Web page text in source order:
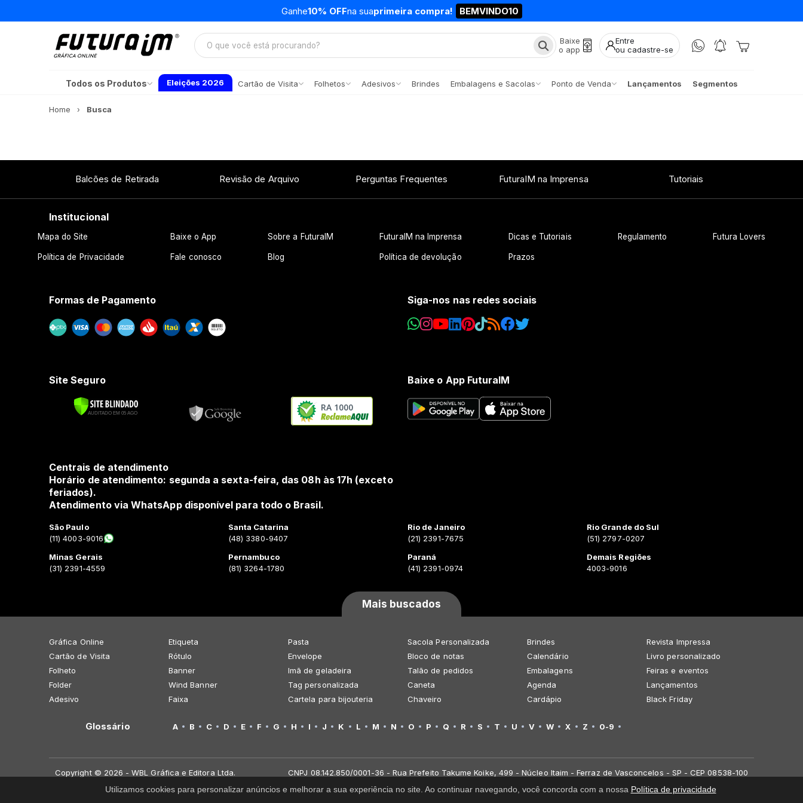
Ganhe10% OFFna suaprimeira compra! BEMVINDO10
Baixe
o app
Entre
ou cadastre-se
Todos os Produtos Eleições 2026 Cartão de Visita Folhetos Adesivos Brindes Embalagens e Sacolas Ponto de Venda Lançamentos Segmentos
Home Busca
Balcões de Retirada Revisão de Arquivo Perguntas Frequentes FuturaIM na Imprensa Tutoriais
Institucional
Mapa do Site Baixe o App Sobre a FuturaIM FuturaIM na Imprensa Dicas e Tutoriais Regulamento Futura Lovers
Política de Privacidade Fale conosco Blog Política de devolução Prazos
Formas de Pagamento Siga-nos nas redes sociais
Site Seguro
RA 1000
Baixe o App FuturaIM
Centrais de atendimento
Horário de atendimento: segunda a sexta-feira, das 08h às 17h (exceto
feriados).
Atendimento via WhatsApp disponível para todo o Brasil.
São Paulo
(11) 4003-9016
Minas Gerais
(31) 2391-4559
Santa Catarina
(48) 3380-9407
Pernambuco
(81) 3264-1780
Rio de Janeiro
(21) 2391-7675
Paraná
(41) 2391-0974
Rio Grande do Sul
(51) 2797-0207
Demais Regiões
4003-9016
Mais buscados
Gráfica Online
Cartão de Visita
Folheto
Folder
Adesivo
Etiqueta
Rótulo
Banner
Wind Banner
Faixa
Pasta
Envelope
Imã de geladeira
Tag personalizada
Cartela para bijouteria
Sacola Personalizada
Bloco de notas
Talão de pedidos
Caneta
Chaveiro
Brindes
Calendário
Embalagens
Agenda
Cardápio
Revista Impressa
Livro personalizado
Feiras e eventos
Lançamentos
Black Friday
Glossário A B C D E F G H I J K L M N O P Q R S T U V W X Z 0-9
Copyright © 2026 - WBL Gráfica e Editora Ltda.
CNPJ 08.142.850/0001-36 - Rua Prefeito Takume Koike, 499 - Núcleo Itaim - Ferraz de Vasconcelos - SP - CEP 08538-100
Utilizamos cookies para personalizar anúncios e melhorar a sua experiência no site. Ao continuar navegando, você concorda com a nossa Política de privacidade